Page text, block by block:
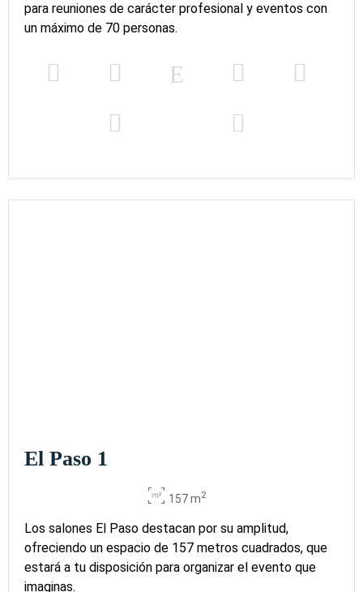
para reuniones de carácter profesional y eventos con
un máximo de 70 personas.
El Paso 1
157 m2
Los salones El Paso destacan por su amplitud,
ofreciendo un espacio de 157 metros cuadrados, que
estará a tu disposición para organizar el evento que
imaginas.